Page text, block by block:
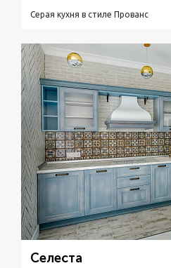
Серая кухня в стиле Прованс
Подробнее
Селеста